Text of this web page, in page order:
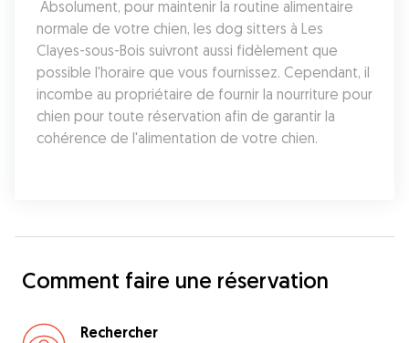
normale de votre chien, les dog sitters à Les
Clayes-sous-Bois suivront aussi fidèlement que
possible l'horaire que vous fournissez. Cependant, il
incombe au propriétaire de fournir la nourriture pour
chien pour toute réservation afin de garantir la
cohérence de l'alimentation de votre chien.
Comment faire une réservation
Rechercher